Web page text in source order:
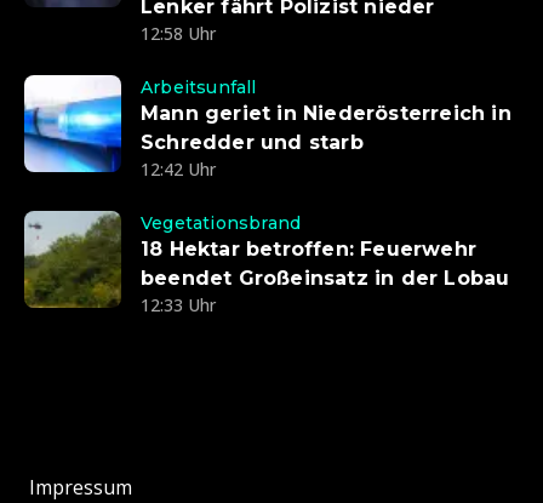
Lenker fährt Polizist nieder
12:58 Uhr
Arbeitsunfall
Mann geriet in Niederösterreich in
Schredder und starb
12:42 Uhr
Vegetationsbrand
18 Hektar betroffen: Feuerwehr
beendet Großeinsatz in der Lobau
12:33 Uhr
Impressum